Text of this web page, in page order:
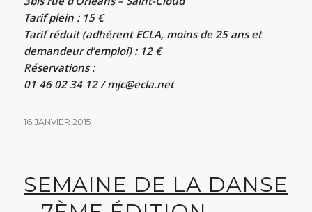
Tarif plein : 15 €
Tarif réduit (adhérent ECLA, moins de 25 ans et
demandeur d’emploi) : 12 €
Réservations :
01 46 02 34 12 / mjc@ecla.net
16 JANVIER 2015
SEMAINE DE LA DANSE